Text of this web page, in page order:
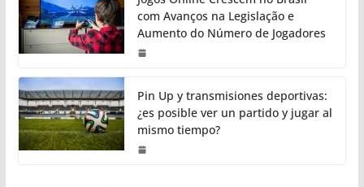
com Avanços na Legislação e
Aumento do Número de Jogadores
Pin Up y transmisiones deportivas:
¿es posible ver un partido y jugar al
mismo tiempo?